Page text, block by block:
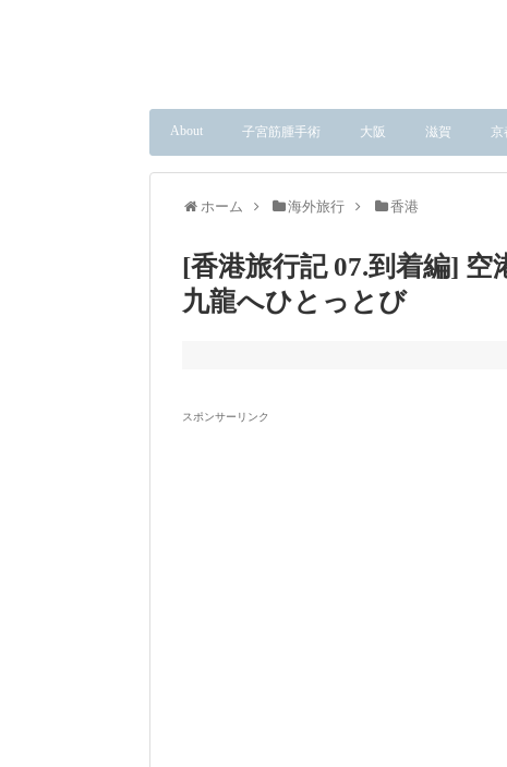
About 子宮筋腫手術 大阪 滋賀 京
ホーム 海外旅行 香港
[香港旅行記 07.到着編]
九龍へひとっとび
スポンサーリンク